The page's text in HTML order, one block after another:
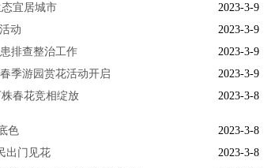
宜居城市
2023-3-9
动
2023-3-9
排查整治工作
2023-3-9
季游园赏花活动开启
2023-3-9
春花竞相绽放
2023-3-8
色
2023-3-8
出门见花
2023-3-8